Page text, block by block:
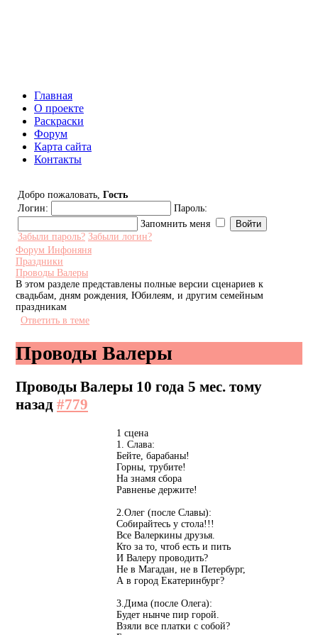
Главная
О проекте
Раскраски
Форум
Карта сайта
Контакты
Добро пожаловать, Гость
Логин:
Пароль:
Запомнить меня
Забыли пароль? Забыли логин?
Форум Инфоняня
Праздники
Проводы Валеры
В этом разделе представлены полные версии сценариев к
свадьбам, дням рождения, Юбилеям, и другим семейным
праздникам
Ответить в теме
Проводы Валеры
Проводы Валеры 10 года 5 мес. тому
назад #779
1 сцена
1. Слава:
Бейте, барабаны!
Горны, трубите!
На знамя сбора
Равненье держите!
2.Олег (после Славы):
Собирайтесь у стола!!!
Все Валеркины друзья.
Кто за то, чтоб есть и пить
И Валеру проводить?
Не в Магадан, не в Петербург,
А в город Екатеринбург?
3.Дима (после Олега):
Будет нынче пир горой.
Взяли все платки с собой?